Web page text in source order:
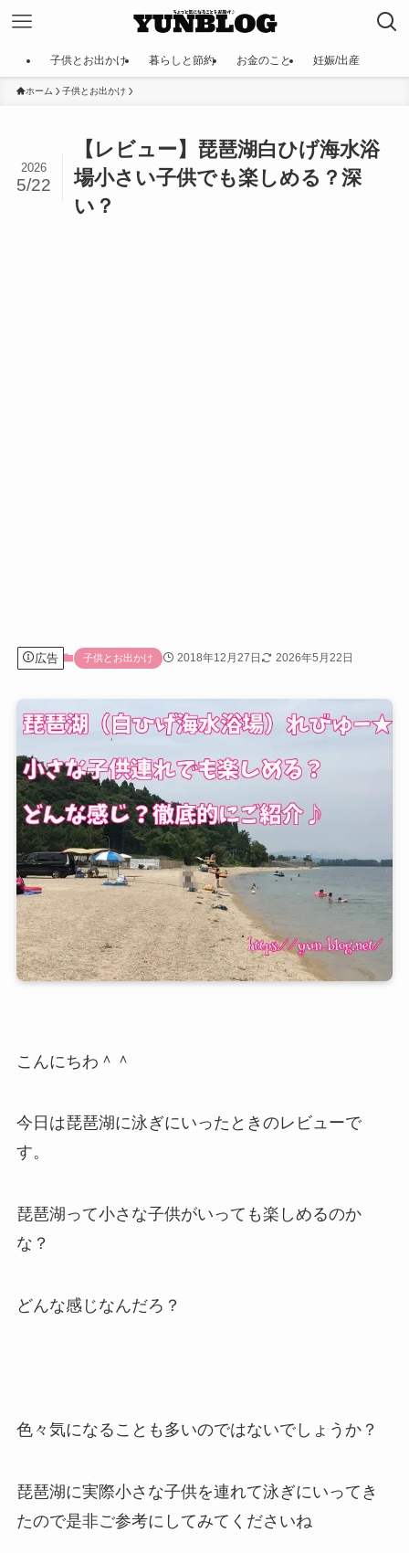
子供とお出かけ 暮らしと節約 お金のこと 妊娠/出産
ホーム 子供とお出かけ
【レビュー】琵琶湖白ひげ海水浴
場小さい子供でも楽しめる？深
い？
2026
5/22
広告 子供とお出かけ 2018年12月27日 2026年5月22日
こんにちわ＾＾
今日は琵琶湖に泳ぎにいったときのレビューで
す。
琵琶湖って小さな子供がいっても楽しめるのか
な？
どんな感じなんだろ？
色々気になることも多いのではないでしょうか？
琵琶湖に実際小さな子供を連れて泳ぎにいってき
たので是非ご参考にしてみてくださいね